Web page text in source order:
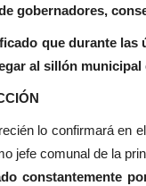
gobernadores,
que durante las
al sillón municipal
lo confirmará en
jefe comunal de la
constantemente
Persona mayor
a raíz...